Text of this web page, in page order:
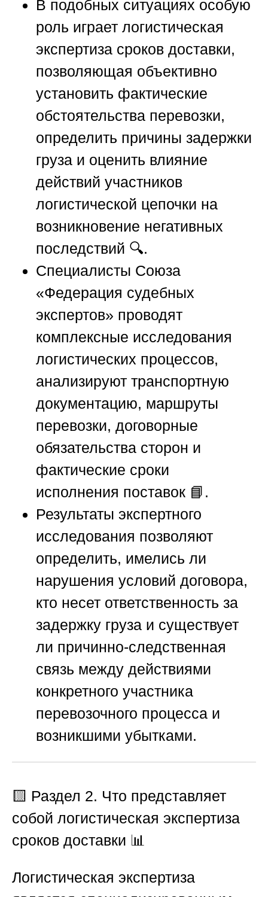
В подобных ситуациях особую
роль играет логистическая
экспертиза сроков доставки,
позволяющая объективно
установить фактические
обстоятельства перевозки,
определить причины задержки
груза и оценить влияние
действий участников
логистической цепочки на
возникновение негативных
последствий 🔍.
Специалисты Союза
«Федерация судебных
экспертов» проводят
комплексные исследования
логистических процессов,
анализируют транспортную
документацию, маршруты
перевозки, договорные
обязательства сторон и
фактические сроки
исполнения поставок 📘.
Результаты экспертного
исследования позволяют
определить, имелись ли
нарушения условий договора,
кто несет ответственность за
задержку груза и существует
ли причинно-следственная
связь между действиями
конкретного участника
перевозочного процесса и
возникшими убытками.
🟨 Раздел 2. Что представляет
собой логистическая экспертиза
сроков доставки 📊
Логистическая экспертиза